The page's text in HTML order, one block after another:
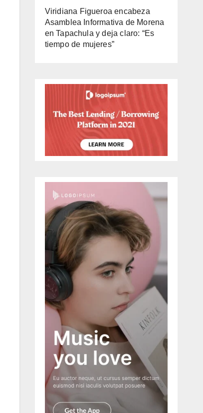
Viridiana Figueroa encabeza
Asamblea Informativa de Morena
en Tapachula y deja claro: “Es
tiempo de mujeres”